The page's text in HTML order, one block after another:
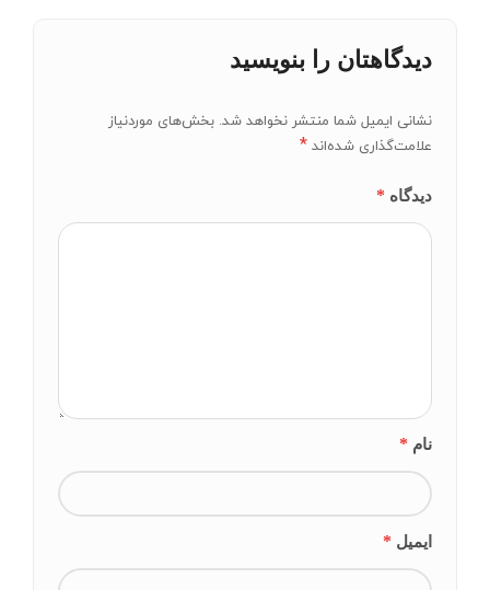
دیدگاهتان را بنویسید
نشانی ایمیل شما منتشر نخواهد شد. بخش‌های موردنیاز
علامت‌گذاری شده‌اند *
دیدگاه *
نام *
ایمیل *